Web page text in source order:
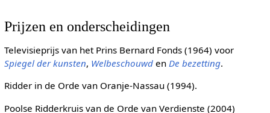
Prijzen en onderscheidingen
Televisieprijs van het Prins Bernard Fonds (1964) voor
Spiegel der kunsten, Welbeschouwden De bezetting.
Ridder in de Orde van Oranje-Nassau (1994).
Poolse Ridderkruis van de Orde van Verdienste (2004)